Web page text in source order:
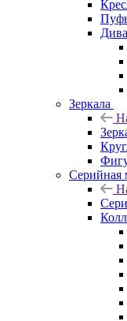
Зеркала
Серийная